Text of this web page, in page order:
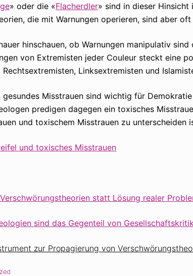
» oder die «Flacherdler» sind in dieser Hinsicht
die mit Warnungen operieren, sind aber
hinschauen, ob Warnungen manipulativ
von Extremisten jeder Couleur steckt eine
Linksextremisten und
Misstrauen sind wichtig für
predigen dagegen ein toxisches
und toxischem Misstrauen zu unterscheiden
und toxisches Misstrauen
statt Lösung realer
sind das Gegenteil von Gesellschaftskritik
zur Propagierung von